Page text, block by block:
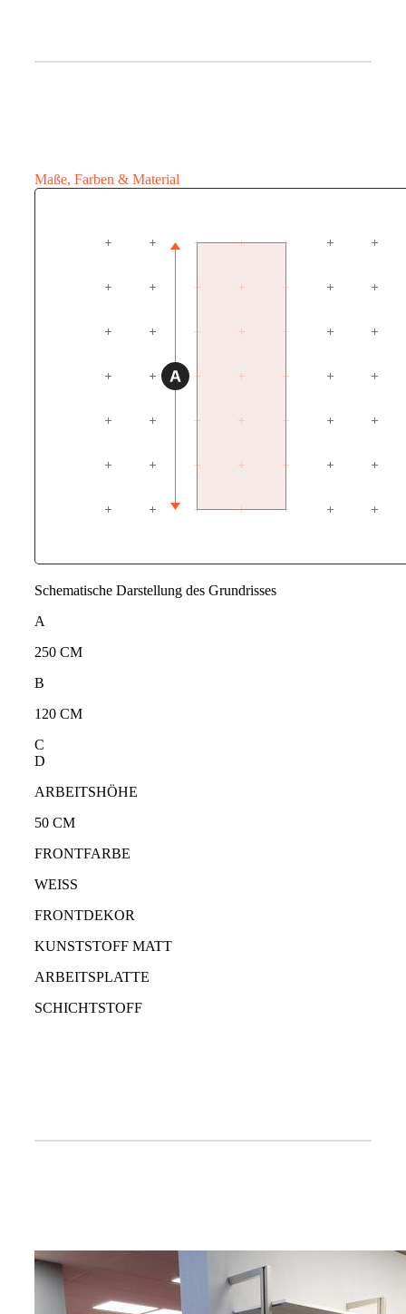
Maße, Farben & Material
Schematische Darstellung des Grundrisses
A
250 CM
B
120 CM
C
D
ARBEITSHÖHE
50 CM
FRONTFARBE
WEISS
FRONTDEKOR
KUNSTSTOFF MATT
ARBEITSPLATTE
SCHICHTSTOFF